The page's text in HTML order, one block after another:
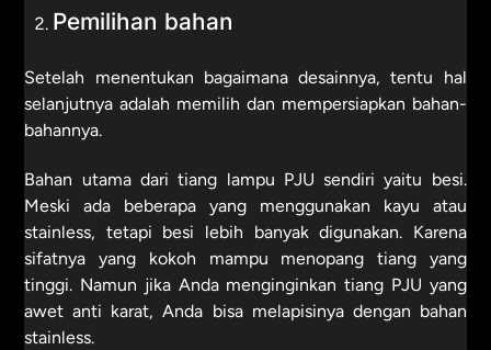
Pemilihan bahan
Setelah menentukan bagaimana desainnya, tentu hal
selanjutnya adalah memilih dan mempersiapkan bahan-
bahannya.
Bahan utama dari tiang lampu PJU sendiri yaitu besi.
Meski ada beberapa yang menggunakan kayu atau
stainless, tetapi besi lebih banyak digunakan. Karena
sifatnya yang kokoh mampu menopang tiang yang
tinggi. Namun jika Anda menginginkan tiang PJU yang
awet anti karat, Anda bisa melapisinya dengan bahan
stainless.